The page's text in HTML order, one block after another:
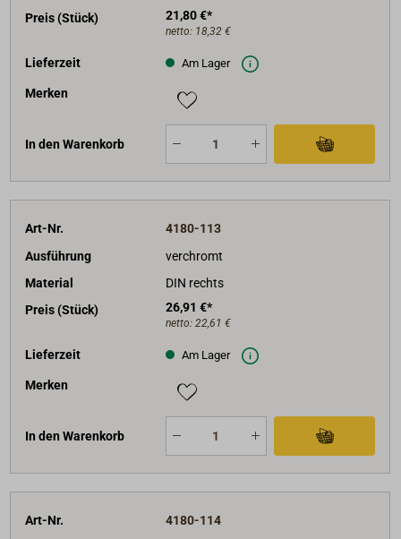
Preis (Stück)
21,80 €*
netto: 18,32 €
Lieferzeit Am Lager
Merken
In den Warenkorb
Art-Nr.
4180-113
Ausführung
verchromt
Material
DIN rechts
Preis (Stück)
26,91 €*
netto: 22,61 €
Lieferzeit Am Lager
Merken
In den Warenkorb
Art-Nr.
4180-114